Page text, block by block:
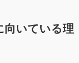
向いている理